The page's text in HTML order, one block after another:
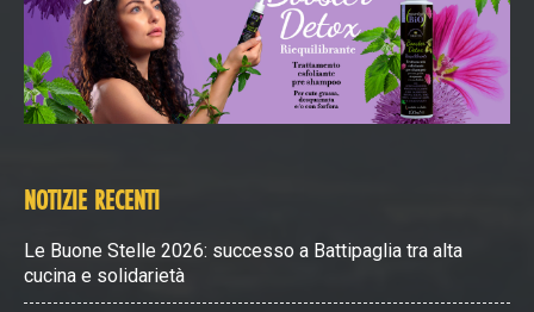
NOTIZIE RECENTI
Le Buone Stelle 2026: successo a Battipaglia tra alta
cucina e solidarietà